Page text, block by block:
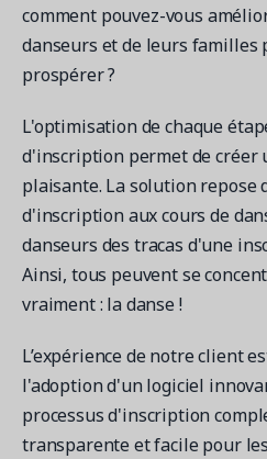
comment pouvez-vous
danseurs et de leurs familles
prospérer ?
L'optimisation de chaque
d'inscription permet de créer
plaisante. La solution repose
d'inscription aux cours de
danseurs des tracas d'une
Ainsi, tous peuvent se
vraiment : la danse !
L’expérience de notre client
l'adoption d'un logiciel
processus d'inscription
transparente et facile pour